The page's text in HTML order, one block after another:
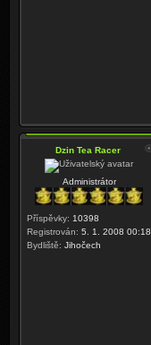
Dzin Tea Racer
Administrátor
Příspěvky: 10398
Registrován: 5. 1. 2008 00:18
Bydliště: Jihočech